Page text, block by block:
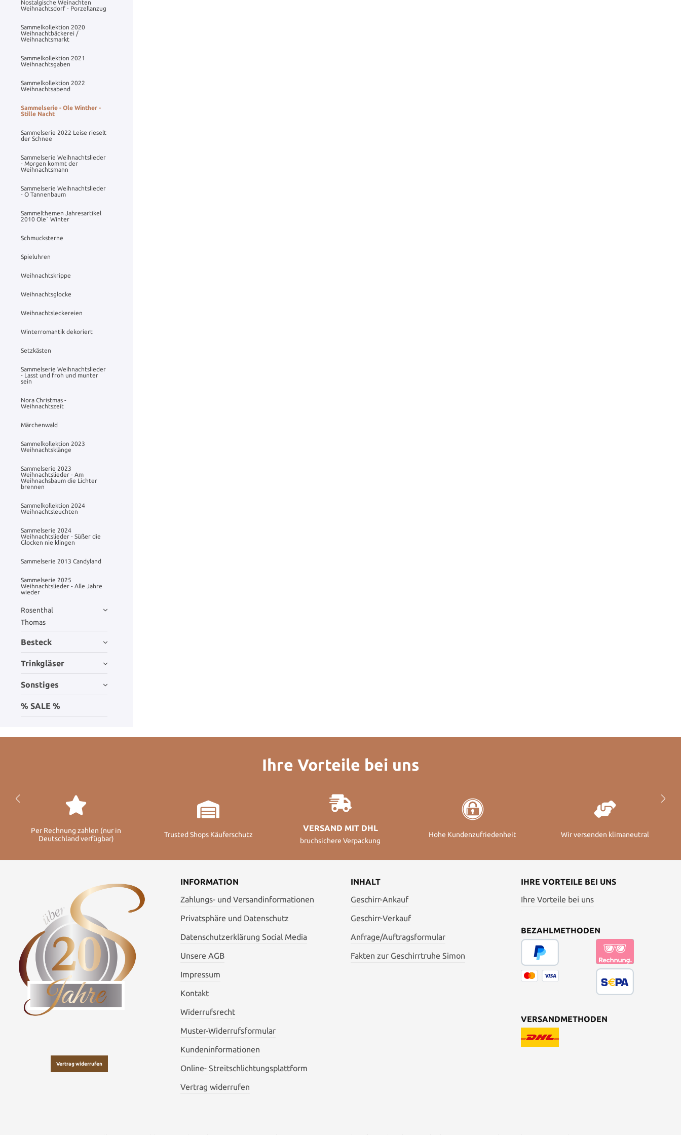
Nostalgische Weinachten
Weihnachtsdorf - Porzellanzug
Sammelkollektion 2020
Weihnachtbäckerei /
Weihnachtsmarkt
Sammelkollektion 2021
Weihnachtsgaben
Sammelkollektion 2022
Weihnachtsabend
Sammelserie - Ole Winther -
Stille Nacht
Sammelserie 2022 Leise rieselt
der Schnee
Sammelserie Weihnachtslieder
- Morgen kommt der
Weihnachtsmann
Sammelserie Weihnachtslieder
- O Tannenbaum
Sammelthemen Jahresartikel
2010 Ole` Winter
Schmucksterne
Spieluhren
Weihnachtskrippe
Weihnachtsglocke
Weihnachtsleckereien
Winterromantik dekoriert
Setzkästen
Sammelserie Weihnachtslieder
- Lasst und froh und munter
sein
Nora Christmas -
Weihnachtszeit
Märchenwald
Sammelkollektion 2023
Weihnachtsklänge
Sammelserie 2023
Weihnachtslieder - Am
Weihnachsbaum die Lichter
brennen
Sammelkollektion 2024
Weihnachtsleuchten
Sammelserie 2024
Weihnachtslieder - Süßer die
Glocken nie klingen
Sammelserie 2013 Candyland
Sammelserie 2025
Weihnachtslieder - Alle Jahre
wieder
Rosenthal
Thomas
Besteck
Trinkgläser
Sonstiges
% SALE %
Ihre Vorteile bei uns
Per Rechnung zahlen (nur in
Deutschland verfügbar)
Trusted Shops Käuferschutz
VERSAND MIT DHL
bruchsichere Verpackung
Hohe Kundenzufriedenheit Wir versenden klimaneutral
Vertrag widerrufen
INFORMATION
Zahlungs- und Versandinformationen
Privatsphäre und Datenschutz
Datenschutzerklärung Social Media
Unsere AGB
Impressum
Kontakt
Widerrufsrecht
Muster-Widerrufsformular
Kundeninformationen
Online- Streitschlichtungsplattform
Vertrag widerrufen
INHALT
Geschirr-Ankauf
Geschirr-Verkauf
Anfrage/Auftragsformular
Fakten zur Geschirrtruhe Simon
IHRE VORTEILE BEI UNS
Ihre Vorteile bei uns
BEZAHLMETHODEN
VERSANDMETHODEN